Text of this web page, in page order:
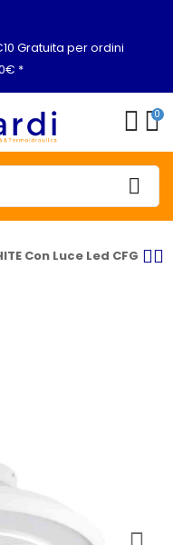
Gratuita per ordini
*
0
Con Luce Led CFG